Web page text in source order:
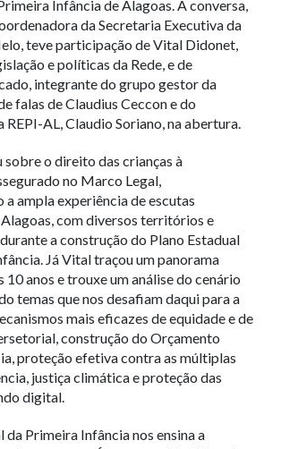
Infância de Alagoas. A conversa,
da Secretaria Executiva da
teve participação de Vital Didonet,
e políticas da Rede, e de
integrante do grupo gestor da
falas de Claudius Ceccon e do
REPI-AL, Claudio Soriano, na abertura.
sobre o direito das crianças à
no Marco Legal,
ampla experiência de escutas
com diversos territórios e
a construção do Plano Estadual
Já Vital traçou um panorama
anos e trouxe um análise do cenário
temas que nos desafiam daqui para a
mais eficazes de equidade e de
construção do Orçamento
proteção efetiva contra as múltiplas
justiça climática e proteção das
digital.
da Primeira Infância nos ensina a